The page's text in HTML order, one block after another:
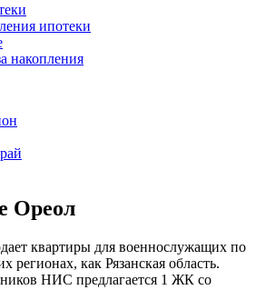
ипотеки
накопления
Ореол
квартиры для военнослужащих по
регионах, как Рязанская область.
НИС предлагается 1 ЖК со